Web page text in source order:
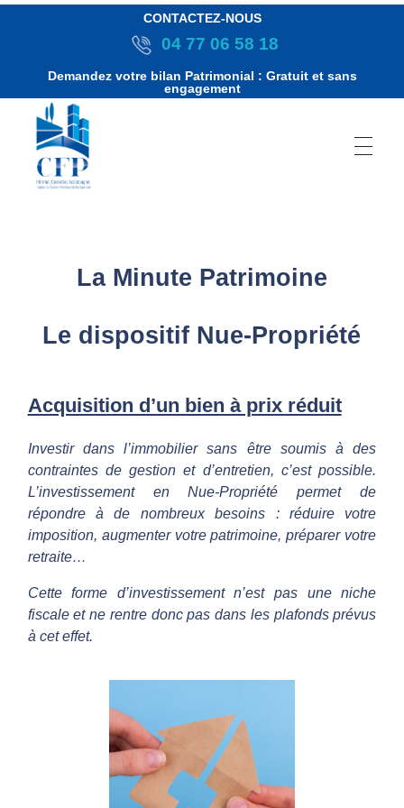
CONTACTEZ-NOUS
04 77 06 58 18
Demandez votre bilan Patrimonial : Gratuit et sans
engagement
m
p
r
e
n
d
e
La Minute Patrimoine
Le dispositif Nue-Propriété
Acquisition d’un bien à prix réduit
Investir dans l’immobilier sans être soumis à des
contraintes de gestion et d’entretien, c’est possible.
L’investissement en Nue-Propriété permet de
répondre à de nombreux besoins : réduire votre
imposition, augmenter votre patrimoine, préparer votre
retraite…
Cette forme d’investissement n’est pas une niche
fiscale et ne rentre donc pas dans les plafonds prévus
à cet effet.